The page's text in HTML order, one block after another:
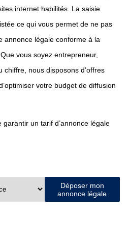
internet habilités. La saisie
ce qui vous permet de ne pas
annonce légale conforme à la
vous soyez entrepreneur,
chiffre, nous disposons d’offres
votre budget de diffusion
un tarif d’annonce légale
Déposer mon
annonce légale